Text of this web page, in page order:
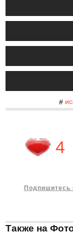
#
4
Подпишитесь
Также на